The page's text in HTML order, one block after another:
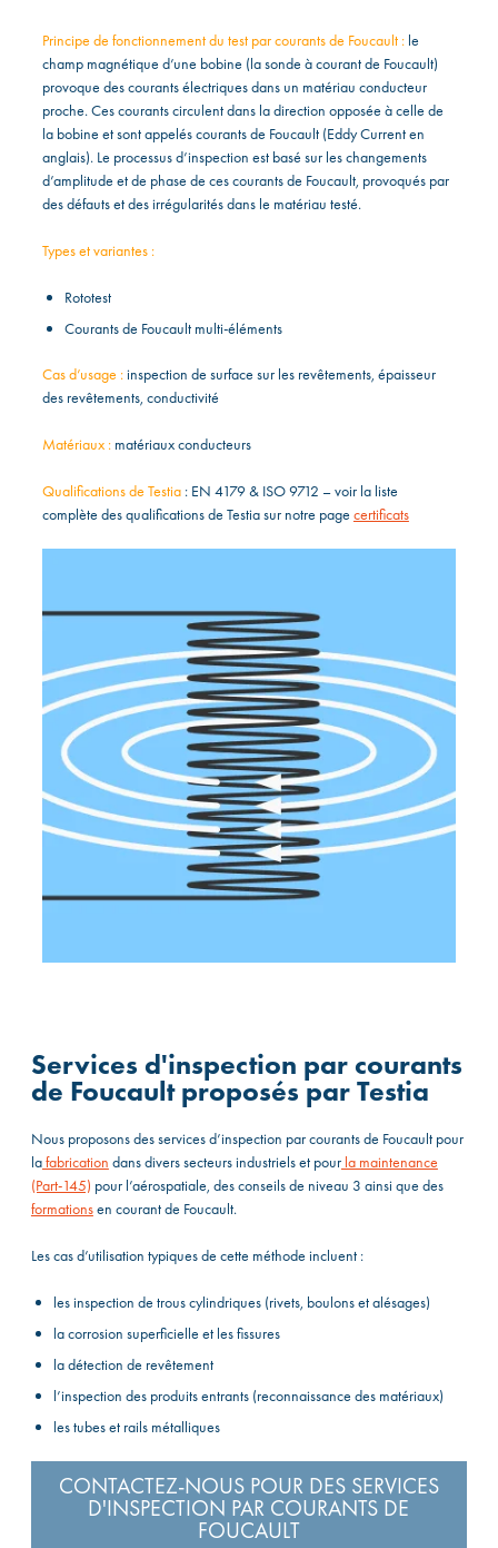
Principe de fonctionnement du test par courants de Foucault :le
champ magnétique d’une bobine (la sonde à courant de Foucault)
provoque des courants électriques dans un matériau conducteur
proche. Ces courants circulent dans la direction opposée à celle de
la bobine et sont appelés courants de Foucault (Eddy Current en
anglais). Le processus d’inspection est basé sur les changements
d’amplitude et de phase de ces courants de Foucault, provoqués par
des défauts et des irrégularités dans le matériau testé.
Types et variantes :
Rototest
Courants de Foucault multi-éléments
Cas d’usage :inspection de surface sur les revêtements, épaisseur
des revêtements, conductivité
Matériaux :matériaux conducteurs
Qualifications de Testia: EN 4179 & ISO 9712 – voir la liste
complète des qualifications de Testia sur notre page certificats
Services d'inspection par courants
de Foucault proposés par Testia
Nous proposons des services d’inspection par courants de Foucault pour
lafabrication dans divers secteurs industriels et pourla maintenance
(Part-145) pour l’aérospatiale, des conseils de niveau 3 ainsi que des
formationsen courant de Foucault.
Les cas d’utilisation typiques de cette méthode incluent :
les inspection de trous cylindriques (rivets, boulons et alésages)
la corrosion superficielle et les fissures
la détection de revêtement
l’inspection des produits entrants (reconnaissance des matériaux)
les tubes et rails métalliques
CONTACTEZ-NOUS POUR DES SERVICES
D'INSPECTION PAR COURANTS DE
FOUCAULT